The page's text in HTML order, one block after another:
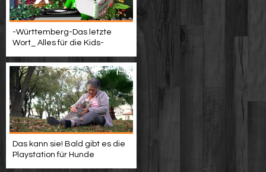
-Württemberg-Das letzte
Wort_ Alles für die Kids-
Das kann sie! Bald gibt es die
Playstation für Hunde